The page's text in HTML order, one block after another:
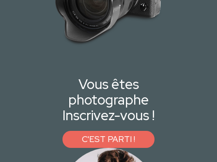
Vous êtes
photographe
Inscrivez-vous !
C'EST PARTI !